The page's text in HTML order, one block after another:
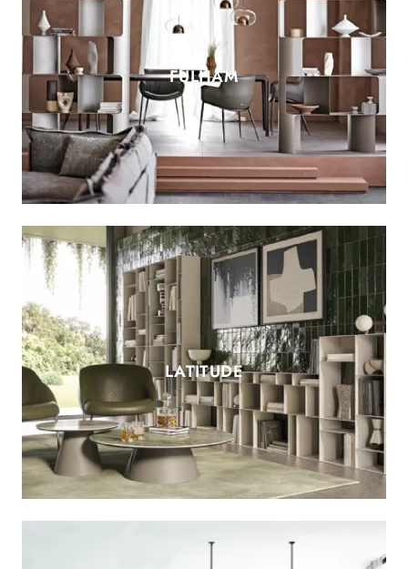
FULHAM
LATITUDE